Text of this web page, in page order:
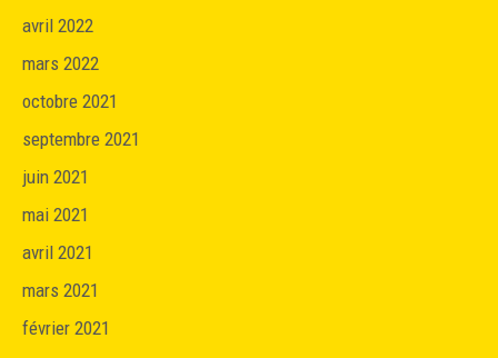
avril 2022
mars 2022
octobre 2021
septembre 2021
juin 2021
mai 2021
avril 2021
mars 2021
février 2021